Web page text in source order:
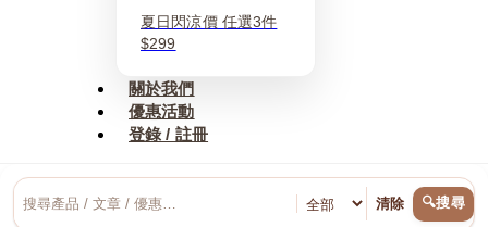
夏日閃涼價 任選3件
$299
關於我們
優惠活動
登錄 / 註冊
清除 🔍搜尋